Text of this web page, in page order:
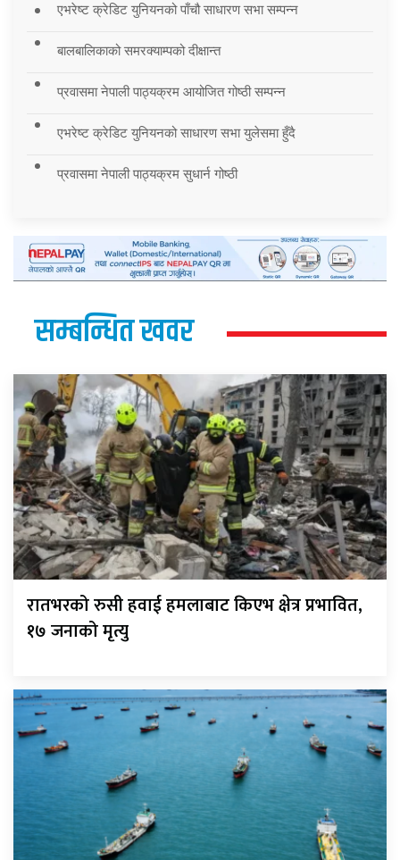
एभरेष्ट क्रेडिट युनियनको पाँचौ साधारण सभा सम्पन्न
बालबालिकाको समरक्याम्पको दीक्षान्त
प्रवासमा नेपाली पाठ्यक्रम आयोजित गोष्ठी सम्पन्न
एभरेष्ट क्रेडिट युनियनको साधारण सभा युलेसमा हुँदै
प्रवासमा नेपाली पाठ्यक्रम सुधार्न गोष्ठी
सम्बन्धित खवर
रातभरको रुसी हवाई हमलाबाट किएभ क्षेत्र प्रभावित,
१७ जनाको मृत्यु